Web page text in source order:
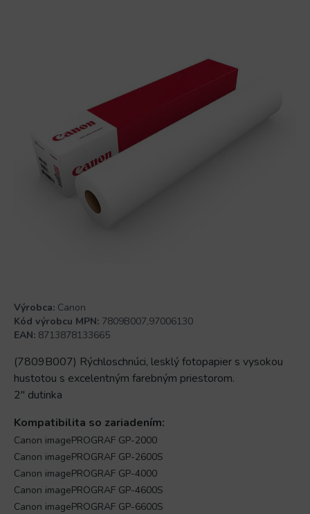
Výrobca: Canon
Kód výrobcu MPN: 7809B007,97006130
EAN: 8713878133665
(7809B007) Rýchloschnúci, lesklý fotopapier s vysokou
hustotou s excelentným farebným priestorom.
2" dutinka
Kompatibilita so zariadením:
Canon imagePROGRAF GP-2000
Canon imagePROGRAF GP-2600S
Canon imagePROGRAF GP-4000
Canon imagePROGRAF GP-4600S
Canon imagePROGRAF GP-6600S